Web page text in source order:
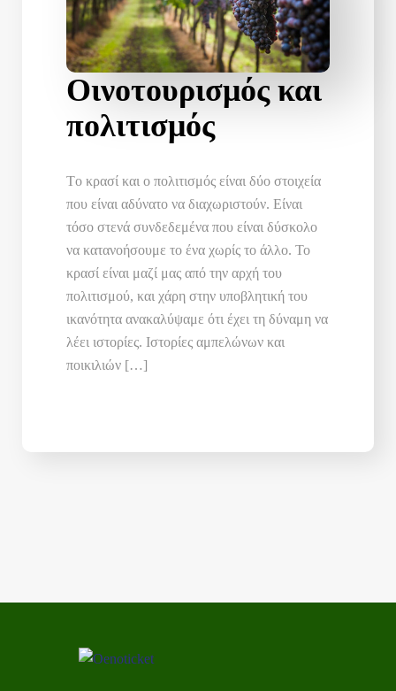
Οινοτουρισμός και
πολιτισμός
Tο κρασί και ο πολιτισμός είναι δύο στοιχεία
που είναι αδύνατο να διαχωριστούν. Είναι
τόσο στενά συνδεδεμένα που είναι δύσκολο
να κατανοήσουμε το ένα χωρίς το άλλο. Το
κρασί είναι μαζί μας από την αρχή του
πολιτισμού, και χάρη στην υποβλητική του
ικανότητα ανακαλύψαμε ότι έχει τη δύναμη να
λέει ιστορίες. Ιστορίες αμπελώνων και
ποικιλιών […]